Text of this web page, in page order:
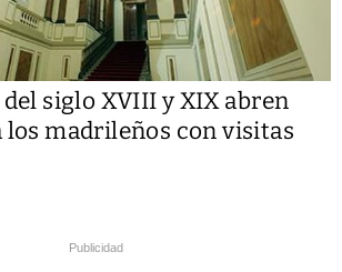
siglo XVIII y XIX abren
los madrileños con visitas
Publicidad